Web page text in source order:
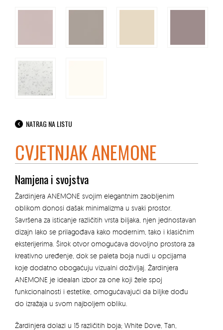
NATRAG NA LISTU
CVJETNJAK ANEMONE
Namjena i svojstva
Žardinjera ANEMONE svojim elegantnim zaobljenim
oblikom donosi dašak minimalizma u svaki prostor.
Savršena za isticanje različitih vrsta biljaka, njen jednostavan
dizajn lako se prilagođava kako modernim, tako i klasičnim
eksterijerima. Širok otvor omogućava dovoljno prostora za
kreativno uređenje, dok se paleta boja nudi u opcijama
koje dodatno obogaćuju vizualni doživljaj. Žardinjera
ANEMONE je idealan izbor za one koji žele spoj
funkcionalnosti i estetike, omogućavajući da biljke dođu
do izražaja u svom najboljem obliku.
Žardinjera dolazi u 15 različitih boja; White Dove, Tan,